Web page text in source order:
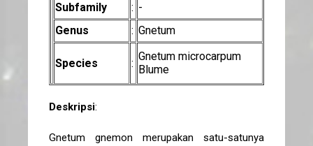
Subfamily
: -
Genus
: Gnetum
Species :
Gnetum microcarpum
Blume
Deskripsi:
Gnetum gnemon merupakan satu-satunya